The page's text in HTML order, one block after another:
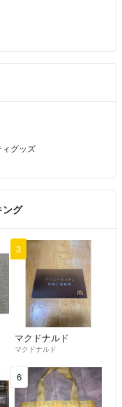
ィグッズ
ング
3
マクドナルド
マクドナルド
6